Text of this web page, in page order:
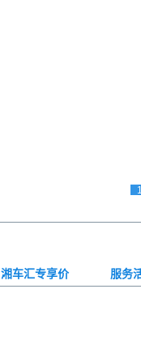
湘车汇专享价 服务